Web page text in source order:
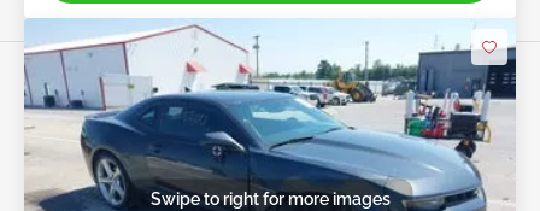
Swipe to right for more images